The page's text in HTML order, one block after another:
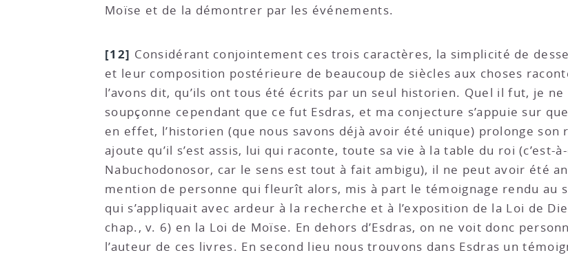
Moïse et de la démontrer par les événements.
[12] Considérant conjointement ces trois caractères, la simplicité de
et leur composition postérieure de beaucoup de siècles aux choses
l’avons dit, qu’ils ont tous été écrits par un seul historien. Quel il fut, je
soupçonne cependant que ce fut Esdras, et ma conjecture s’appuie sur
en effet, l’historien (que nous savons déjà avoir été unique) prolonge son
ajoute qu’il s’est assis, lui qui raconte, toute sa vie à la table du roi (c’est-
Nabuchodonosor, car le sens est tout à fait ambigu), il ne peut avoir été
mention de personne qui fleurît alors, mis à part le témoignage rendu au
qui s’appliquait avec ardeur à la recherche et à l’exposition de la Loi de
chap., v. 6) en la Loi de Moïse. En dehors d’Esdras, on ne voit donc
l’auteur de ces livres. En second lieu nous trouvons dans Esdras un